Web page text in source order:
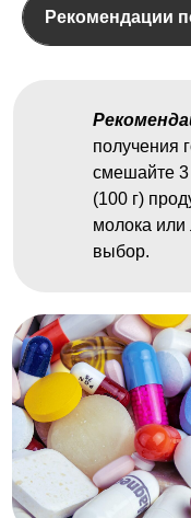
получения
смешайте 3
(100 г)
молока или
выбор.